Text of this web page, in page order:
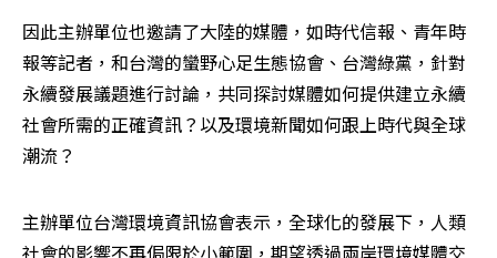
因此主辦單位也邀請了大陸的媒體，如時代信報、青年時
報等記者，和台灣的蠻野心足生態協會、台灣綠黨，針對
永續發展議題進行討論，共同探討媒體如何提供建立永續
社會所需的正確資訊？以及環境新聞如何跟上時代與全球
潮流？
主辦單位台灣環境資訊協會表示，全球化的發展下，人類
社會的影響不再侷限於小範圍，期望透過兩岸環境媒體交